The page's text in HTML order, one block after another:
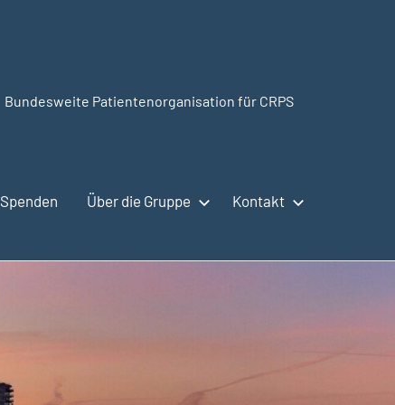
CRPSSelbsthilfe.org
Bundesweite Patientenorganisation für CRPS
Spenden Über die Gruppe Kontakt